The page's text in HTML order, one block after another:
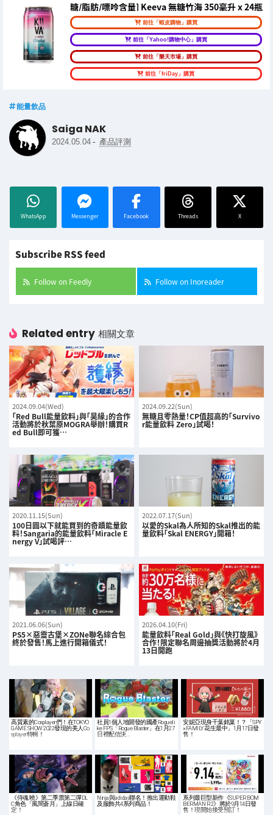
糖/脂肪/嘌呤含量] Keeva 無糖竹海 350毫升 x 24瓶
前往「蝦皮購物」購買
前往「Yahoo!購物中心」購買
前往「樂天市場」購買
前往「friDay」購買
能量飲品
Saiga NAK
2024.05.04 - 產品評測
WhatsApp Messenger Facebook Threads X
Subscribe RSS feed
Follow on Feedly Follow on Inoreader
Related entry 相關文章
2024.09.04(Wed)
「Red Bull能量飲料」與「昊緣」的合作
活動將於秋葉原MOGRA舉辦！購買R
ed Bull即可獲…
2024.09.22(Sun)
無糖且零熱量！CP值超高的「Survivo
r能量飲料 Zero」試喝！
2020.11.15(Sun)
100日圓以下就能買到的奇蹟能量飲
料！Sangaria的能量飲料「Miracle E
nergy V」試喝評…
2022.07.17(Sun)
以愛的Skal為人所知的Skal推出的能
量飲料「Skal ENERGY」開箱！
2021.06.06(Sun)
PS5×惡靈古堡×ZONe聯名綜合包
終於發售！馬上進行開箱儀式！
2026.04.10(Fri)
能量飲料「Real Gold」與《快打旋風》
合作！限定聯名周邊抽獎活動將於4月
13日開跑
高質素的Cosplayer們！在TOKYO
GAME SHOW 2022發現的美人Co
splayer特輯！
社員1個人地開發的國產Rogueli
ke FPS「Rogue Blaster」在1月27
日裡配信決…
安妮亞現身千葉銘菓！？「SPY
×FAMILY 花生最中」1月17日發
售！
《侍魂 曉》第二季票第二彈DL
C角色「風間蒼月」上線日確
定！
Ninja與adidas聯名！推出運動鞋
及服飾共4系列商品！
系列最巨型新作《SUPER BOM
BERMAN R 2》將於9月14日發
售！現開始接受預訂！